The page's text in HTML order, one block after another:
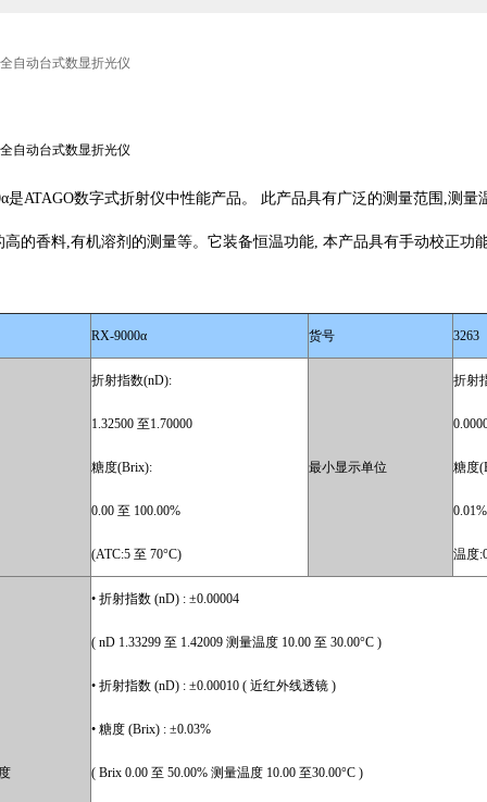
自动台式数显折光仪
自动台式数显折光仪
是ATAGO数字式折射仪中性能产品。 此产品具有广泛的测量范围,测
高的香料,有机溶剂的测量等。它装备恒温功能, 本产品具有手动校正功
RX-9000α 货号 3263
折射指数(nD):
1.32500 至1.70000
糖度(Brix):
0.00 至 100.00%
(ATC:5 至 70°C)
最小显示单位
折射
糖度
温度
• 折射指数 (nD) : ±0.00004
( nD 1.33299 至 1.42009 测量温度 10.00 至 30.00°C )
• 折射指数 (nD) : ±0.00010 ( 近红外线透镜 )
• 糖度 (Brix) : ±0.03%
( Brix 0.00 至 50.00% 测量温度 10.00 至30.00°C )